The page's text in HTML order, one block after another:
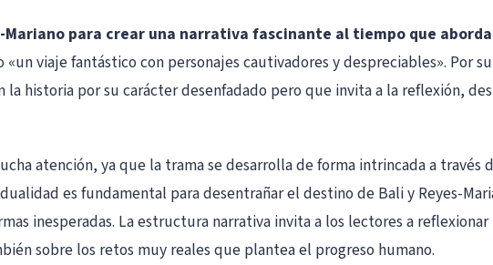
Mariano para crear una narrativa fascinante al tiempo que
«un viaje fantástico con personajes cautivadores y despreciables». Por
la historia por su carácter desenfadado pero que invita a la reflexión,
atención, ya que la trama se desarrolla de forma intrincada a través
es fundamental para desentrañar el destino de Bali y Reyes-
inesperadas. La estructura narrativa invita a los lectores a reflexionar
sobre los retos muy reales que plantea el progreso humano.